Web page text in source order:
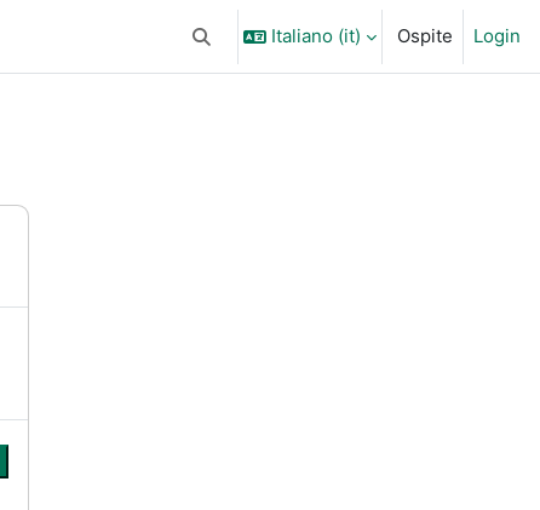
Attiva/disattiva input di ricerca
Italiano ‎(it)‎ Ospite Login